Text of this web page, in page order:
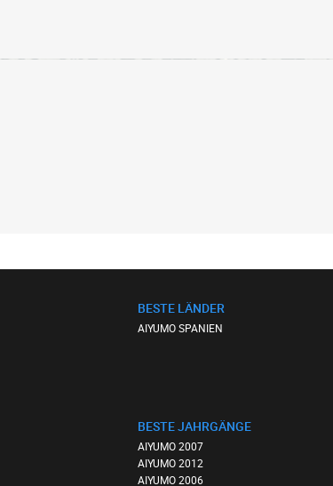
BESTE LÄNDER
AIYUMO SPANIEN
BESTE JAHRGÄNGE
AIYUMO 2007
AIYUMO 2012
AIYUMO 2006